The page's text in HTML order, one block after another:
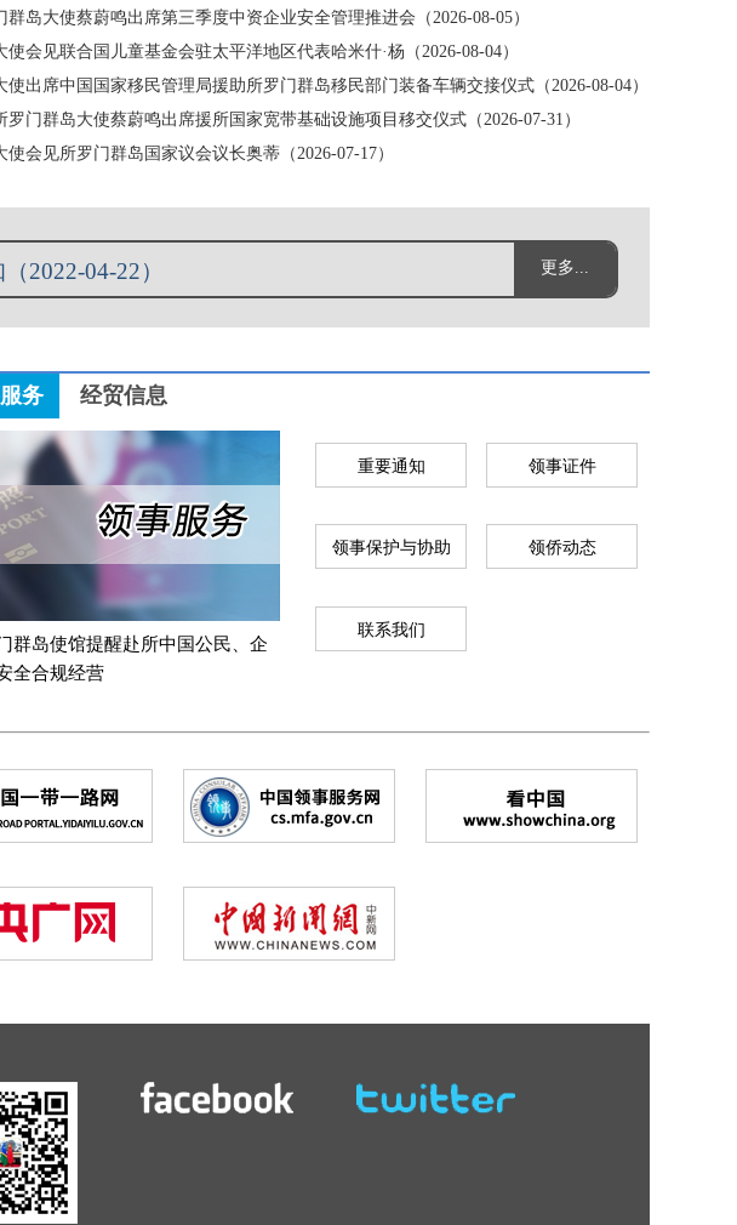
群岛大使蔡蔚鸣出席第三季度中资企业安全管理推进会（2026-08-05）
使会见联合国儿童基金会驻太平洋地区代表哈米什·杨（2026-08-04）
使出席中国国家移民管理局援助所罗门群岛移民部门装备车辆交接仪式（2026-08-04）
罗门群岛大使蔡蔚鸣出席援所国家宽带基础设施项目移交仪式（2026-07-31）
使会见所罗门群岛国家议会议长奥蒂（2026-07-17）
2022-04-22）
强安全防范（2025-05-04）
对外办公时间（2025-04-18）
2022-12-16）
2022-04-22） 更多...
务 经贸信息
群岛使馆提醒赴所中国公民、企
全合规经营
重要通知 领事证件
领事保护与协助 领侨动态
联系我们